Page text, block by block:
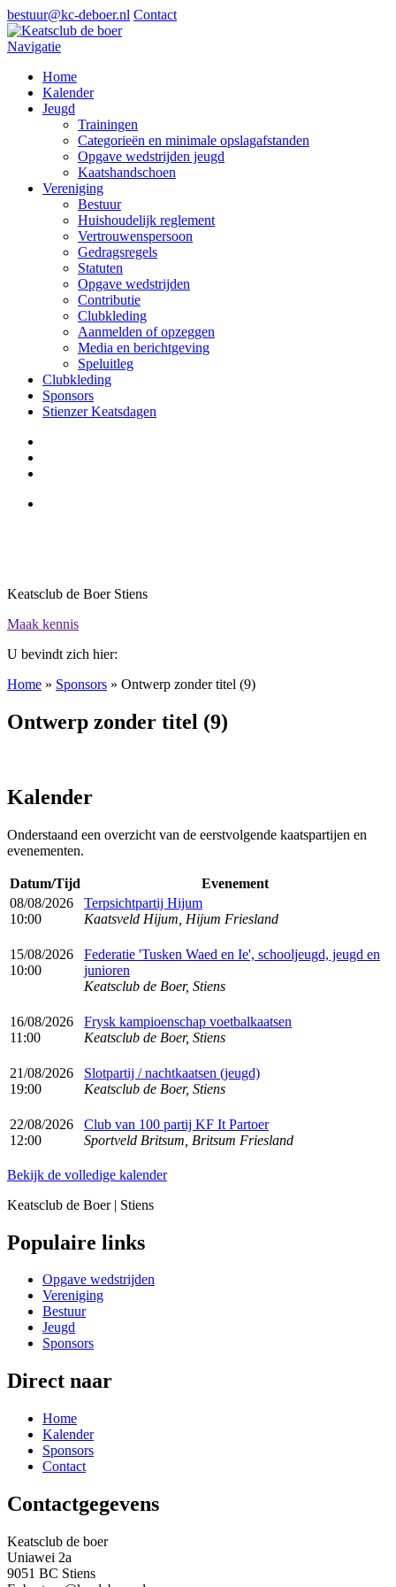
bestuur@kc-deboer.nl Contact
Navigatie
Home
Kalender
Jeugd
Trainingen
Categorieën en minimale opslagafstanden
Opgave wedstrijden jeugd
Kaatshandschoen
Vereniging
Bestuur
Huishoudelijk reglement
Vertrouwenspersoon
Gedragsregels
Statuten
Opgave wedstrijden
Contributie
Clubkleding
Aanmelden of opzeggen
Media en berichtgeving
Speluitleg
Clubkleding
Sponsors
Stienzer Keatsdagen
Keatsclub de Boer Stiens
Maak kennis
U bevindt zich hier:
Home » Sponsors » Ontwerp zonder titel (9)
Ontwerp zonder titel (9)
Kalender
Onderstaand een overzicht van de eerstvolgende kaatspartijen en
evenementen.
Datum/Tijd
Evenement
08/08/2026
10:00
Terpsichtpartij Hijum
Kaatsveld Hijum, Hijum Friesland
15/08/2026
10:00
Federatie 'Tusken Waed en Ie', schooljeugd, jeugd en
junioren
Keatsclub de Boer, Stiens
16/08/2026
11:00
Frysk kampioenschap voetbalkaatsen
Keatsclub de Boer, Stiens
21/08/2026
19:00
Slotpartij / nachtkaatsen (jeugd)
Keatsclub de Boer, Stiens
22/08/2026
12:00
Club van 100 partij KF It Partoer
Sportveld Britsum, Britsum Friesland
Bekijk de volledige kalender
Keatsclub de Boer | Stiens
Populaire links
Opgave wedstrijden
Vereniging
Bestuur
Jeugd
Sponsors
Direct naar
Home
Kalender
Sponsors
Contact
Contactgegevens
Keatsclub de boer
Uniawei 2a
9051 BC Stiens